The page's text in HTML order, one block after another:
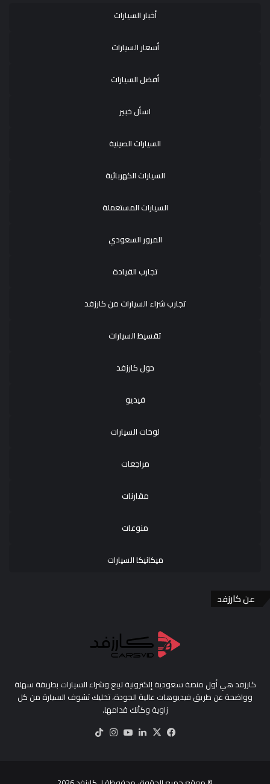
أخبار السيارات
أسعار السيارات
أفضل السيارات
اسأل خبير
السيارات الصينية
السيارات الكهربائية
السيارات المستعملة
المرور السعودي
تجارب القيادة
تجارب شراء السيارات من كارزفد
تقسيط السيارات
حول كارزفد
فيديو
لوحات السيارات
مراجعات
مقارنات
منوعات
ميكانيكا السيارات
عن كارزفد
كارزفد هي أول منصة سعودية إلكترونية لبيع وشراء السيارات بطريقة سهلة
وواضحة عن طريق فيديوهات عالية الجودة، تخليك تشوف السيارة من كل
زاوية وكأنك قدامها.
فيسبوك
‫X لينكدإن‫YouTubeانستقرام